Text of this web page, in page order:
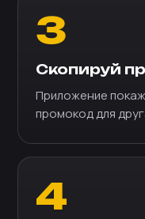
3
Скопируй
Приложение
промокод для
4